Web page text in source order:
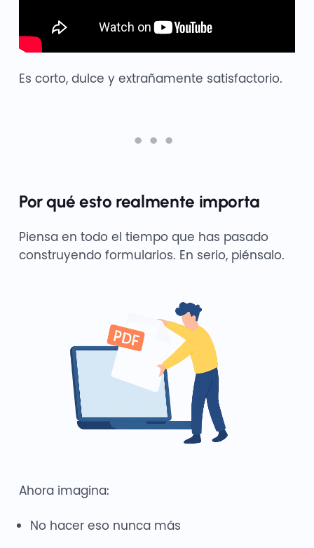
Es corto, dulce y extrañamente satisfactorio.
Por qué esto realmente importa
Piensa en todo el tiempo que has pasado
construyendo formularios. En serio, piénsalo.
Ahora imagina:
No hacer eso nunca más